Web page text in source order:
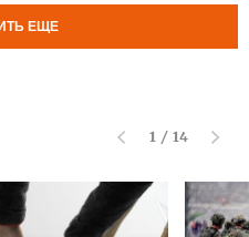
ЕЩЕ
1 / 14